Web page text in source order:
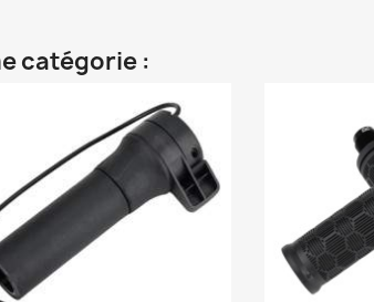
catégorie :